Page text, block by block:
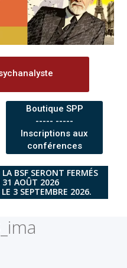
Boutique SPP
----- -----
Inscriptions aux
conférences
BSF SERONT FERMÉS
31 AOÛT 2026
3 SEPTEMBRE 2026.